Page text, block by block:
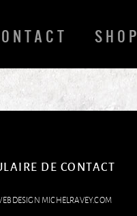
SHOP
DE CONTACT
MICHELRAVEY.COM